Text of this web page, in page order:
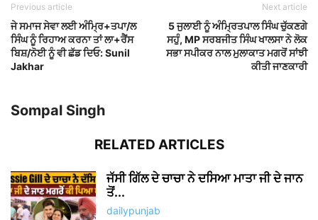
Previous article
ਜੇ ਸਮਾਜ ਸੇਵਾ ਲਈ ਅੰਮ੍ਰਿ+ਤਪਾ/ਲ
ਸਿੰਘ ਨੂੰ ਰਿਹਾਅ ਕਰਨਾ ਤਾਂ ਲਾ+ਰੈਂਸ
ਬਿਸ਼/ਨੋਈ ਨੂੰ ਵੀ ਛੱਡ ਦਿਓ: Sunil
Jakhar
Next article
5 ਜੁਲਾਈ ਨੂੰ ਅੰਮ੍ਰਿਤਪਾਲ ਸਿੰਘ ਚੁੱਕਣਗੇ
ਸਹੁੰ, MP ਸਰਬਜੀਤ ਸਿੰਘ ਖਾਲਸਾ ਨੇ ਲੋਕ
ਸਭਾ ਸਪੀਕਰ ਨਾਲ ਮੁਲਾਕਾਤ ਮਗਰੋਂ ਸਾਂਝੀ
ਕੀਤੀ ਜਾਣਕਾਰੀ
Sompal Singh
RELATED ARTICLES
ਜੱਸੀ ਗਿੱਲ ਦੇ ਚਾਚਾ ਨੇ ਦਸਿਆ ਮਾਤਾ ਜੀ ਦੇ ਜਾਨ
ਤੋਂ...
dailypunjab